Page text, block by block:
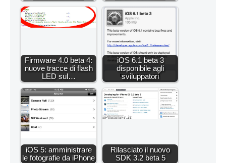
Firmware 4.0 beta 4:
nuove tracce di flash
LED sul…
iOS 6.1 beta 3
disponibile agli
sviluppatori
iOS 5: amministrare
le fotografie da iPhone
Rilasciato il nuovo
SDK 3.2 beta 5